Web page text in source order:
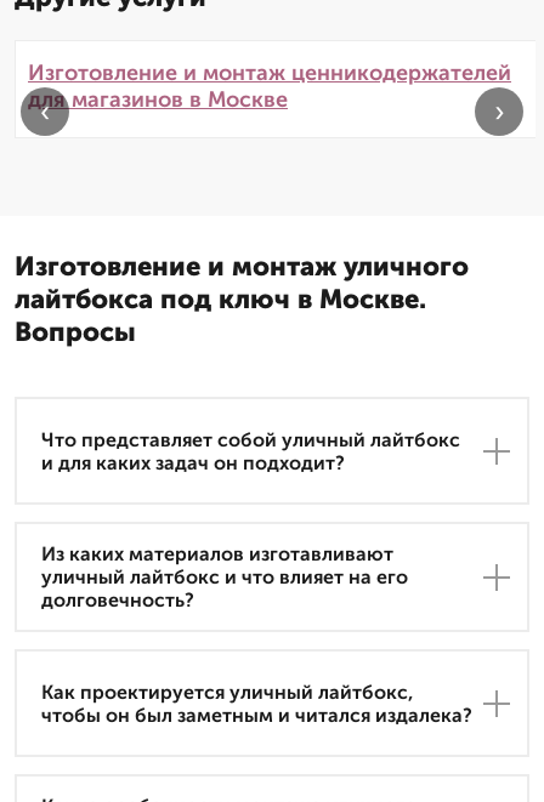
Изготовление и монтаж ценникодержателей
для магазинов в Москве
‹ ›
Изготовление и монтаж уличного
лайтбокса под ключ в Москве.
Вопросы
Что представляет собой уличный лайтбокс
и для каких задач он подходит?
Из каких материалов изготавливают
уличный лайтбокс и что влияет на его
долговечность?
Как проектируется уличный лайтбокс,
чтобы он был заметным и читался издалека?